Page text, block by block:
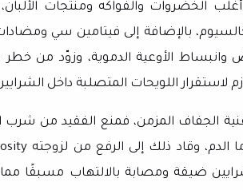
أغلب الخضروات والفواكه ومنتجات
بالإضافة إلى فيتامين سي
وانبساط الأوعية الدموية، وزوّد من
لاستقرار اللويحات المتصلبة داخل
الجفاف المزمن، فمنع الفقيد من شرب
وقاد ذلك إلى الرفع من لزوجته
ضيقة ومصابة بالالتهاب مسبقًا